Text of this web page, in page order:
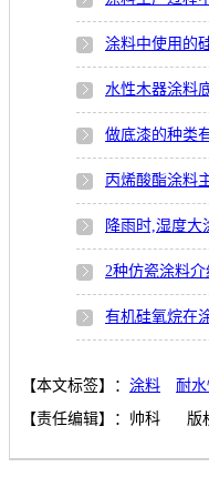
涂料中使用的
水性木器涂料
做底漆的种类
丙烯酸酯涂料
降雨时,湿度大
2种仿瓷涂料介
有机硅氧烷在
【本文标签】： 涂料 耐水
【责任编辑】： 帅科 版